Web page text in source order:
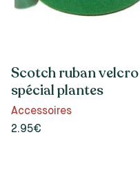
Scotch ruban velcro
spécial plantes
2.95€
Accessoires